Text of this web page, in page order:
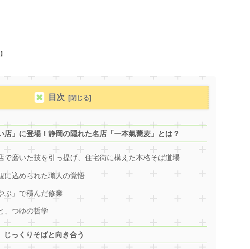
目次
店」に登場！静岡の隠れた名店「一本氣蕎麦」とは？
で磨いた技を引っ提げ、住宅街に構えた本格そば道場
に込められた職人の覚悟
ぶ」で積んだ修業
、つゆの哲学
じっくりそばと向き合う